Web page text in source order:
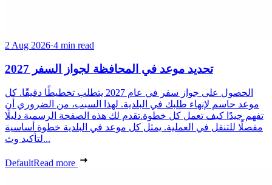
2 Aug 2026·4 min read
تحديد موعد في المحافظة لجواز السفر 2027
الحصول على جواز سفر في عام 2027 يتطلب تخطيطًا دقيقًا. كل
موعد حاسم لإنهاء طلبك في البلدية. لهذا السبب، من الضروري أن
تفهم جيدًا كيف تعمل كل خطوة.تقدم لك هذه الصفحة الرسمية دليلًا
مفصلًا للتنقل في العملية. يمثل كل موعد في البلدية خطوة أساسية
لتأكيد وث...
DefaultRead more